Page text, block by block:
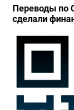
Переводы по
сделали